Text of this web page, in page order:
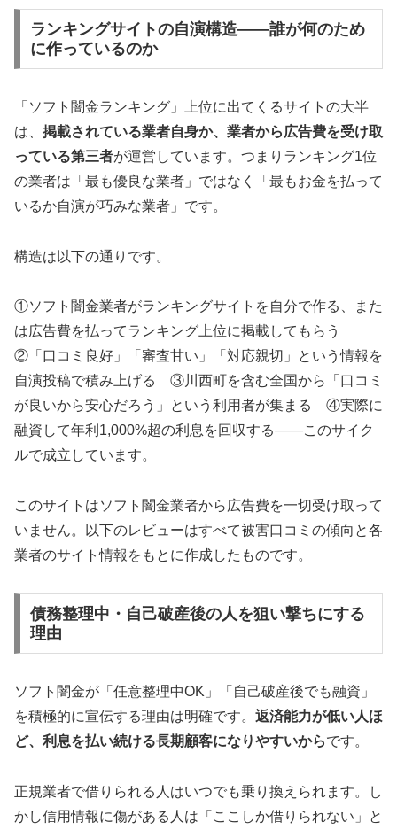
ランキングサイトの自演構造——誰が何のため
に作っているのか
「ソフト闇金ランキング」上位に出てくるサイトの大半
は、 掲載されている業者自身か、業者から広告費を受け取
っている第三者が運営しています。つまりランキング1位
の業者は「最も優良な業者」ではなく「最もお金を払って
いるか自演が巧みな業者」です。
構造は以下の通りです。
①ソフト闇金業者がランキングサイトを自分で作る、また
は広告費を払ってランキング上位に掲載してもらう
②「口コミ良好」「審査甘い」「対応親切」という情報を
自演投稿で積み上げる ③川西町を含む全国から「口コミ
が良いから安心だろう」という利用者が集まる ④実際に
融資して年利1,000%超の利息を回収する——このサイク
ルで成立しています。
このサイトはソフト闇金業者から広告費を一切受け取って
いません。以下のレビューはすべて被害口コミの傾向と各
業者のサイト情報をもとに作成したものです。
債務整理中・自己破産後の人を狙い撃ちにする
理由
ソフト闇金が「任意整理中OK」「自己破産後でも融資」
を積極的に宣伝する理由は明確です。 返済能力が低い人ほ
ど、利息を払い続ける長期顧客になりやすいからです。
正規業者で借りられる人はいつでも乗り換えられます。し
かし信用情報に傷がある人は「ここしか借りられない」と